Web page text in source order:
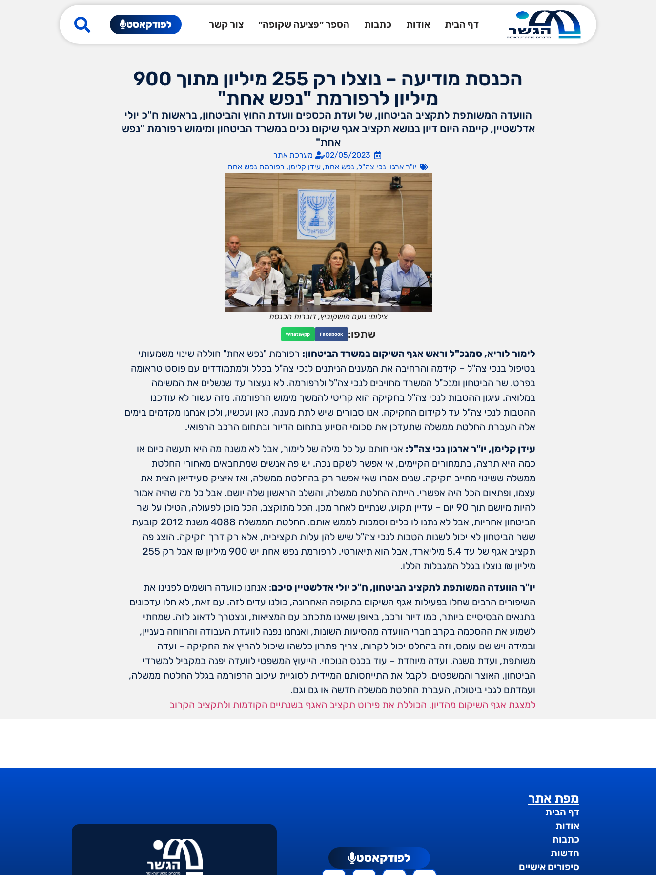
דף הבית אודות כתבות הספר ״פציעה שקופה״ צור קשר לפודקאסט
הכנסת מודיעה – נוצלו רק 255 מיליון מתוך 900
מיליון לרפורמת "נפש אחת"
הוועדה המשותפת לתקציב הביטחון, של ועדת הכספים וועדת החוץ והביטחון, בראשות ח"כ יולי
אדלשטיין, קיימה היום דיון בנושא תקציב אגף שיקום נכים במשרד הביטחון ומימוש רפורמת "נפש
אחת"
02/05/2023
מערכת אתר
יו"ר ארגון נכי צה"ל, נפש אחת, עידן קלימן, רפורמת נפש אחת
צילום: נועם מושקוביץ, דוברות הכנסת
שתפו: Facebook
WhatsApp
לימור לוריא, סמנכ"ל וראש אגף השיקום במשרד הביטחון: רפורמת "נפש אחת" חוללה שינוי משמעותי
בטיפול בנכי צה"ל – קידמה והרחיבה את המענים הניתנים לנכי צה"ל בכלל ולמתמודדים עם פוסט טראומה
בפרט. שר הביטחון ומנכ"ל המשרד מחויבים לנכי צה"ל ולרפורמה. לא נעצור עד שנשלים את המשימה
במלואה. עיגון ההטבות לנכי צה"ל בחקיקה הוא קריטי להמשך מימוש הרפורמה. מזה עשור לא עודכנו
ההטבות לנכי צה"ל עד לקידום החקיקה. אנו סבורים שיש לתת מענה, כאן ועכשיו, ולכן אנחנו מקדמים בימים
אלה העברת החלטת ממשלה שתעדכן את סכומי הסיוע בתחום הדיור ובתחום הרכב הרפואי.
עידן קלימן, יו"ר ארגון נכי צה"ל: אני חותם על כל מילה של לימור, אבל לא משנה מה היא תעשה כיום או
כמה היא תרצה, בתמחורים הקיימים, אי אפשר לשקם נכה. יש פה אנשים שמתחבאים מאחורי החלטת
ממשלה ששינוי מחייב חקיקה. שנים אמרו שאי אפשר רק בהחלטת ממשלה, ואז איציק סעידיאן הצית את
עצמו, ופתאום הכל היה אפשרי. הייתה החלטת ממשלה, והשלב הראשון שלה יושם. אבל כל מה שהיה אמור
להיות מיושם תוך 90 יום – עדיין תקוע, שנתיים לאחר מכן. הכל מתוקצב, הכל מוכן לפעולה, הטילו על שר
הביטחון אחריות, אבל לא נתנו לו כלים וסמכות לממש אותם. החלטת הממשלה 4088 משנת 2012 קובעת
ששר הביטחון לא יכול לשנות הטבות לנכי צה"ל שיש להן עלות תקציבית, אלא רק דרך חקיקה. הוצג פה
תקציב אגף של עד 5.4 מיליארד, אבל הוא תיאורטי. לרפורמת נפש אחת יש 900 מיליון ₪ אבל רק 255
מיליון ₪ נוצלו בגלל המגבלות הללו.
יו"ר הוועדה המשותפת לתקציב הביטחון, ח"כ יולי אדלשטיין סיכם: אנחנו כוועדה רושמים לפנינו את
השיפורים הרבים שחלו בפעילות אגף השיקום בתקופה האחרונה, כולנו עדים לזה. עם זאת, לא חלו עדכונים
בתנאים הבסיסיים ביותר, כמו דיור ורכב, באופן שאינו מתכתב עם המציאות, ונצטרך לדאוג לזה. שמחתי
לשמוע את ההסכמה בקרב חברי הוועדה מהסיעות השונות, ואנחנו נפנה לוועדת העבודה והרווחה בעניין,
ובמידה ויש שם עומס, וזה בהחלט יכול לקרות, צריך פתרון כלשהו שיכול להריץ את החקיקה – ועדה
משותפת, ועדת משנה, ועדה מיוחדת – עוד בכנס הנוכחי. הייעוץ המשפטי לוועדה יפנה במקביל למשרדי
הביטחון, האוצר והמשפטים, לקבל את התייחסותם המיידית לסוגיית עיכוב הרפורמה בגלל החלטת ממשלה,
ועמדתם לגבי ביטולה, העברת החלטת ממשלה חדשה או גם וגם.
למצגת אגף השיקום מהדיון, הכוללת את פירוט תקציב האגף בשנתיים הקודמות ולתקציב הקרוב
מפת אתר
דף הבית
אודות
כתבות
חדשות
סיפורים אישיים
לפודקאסט